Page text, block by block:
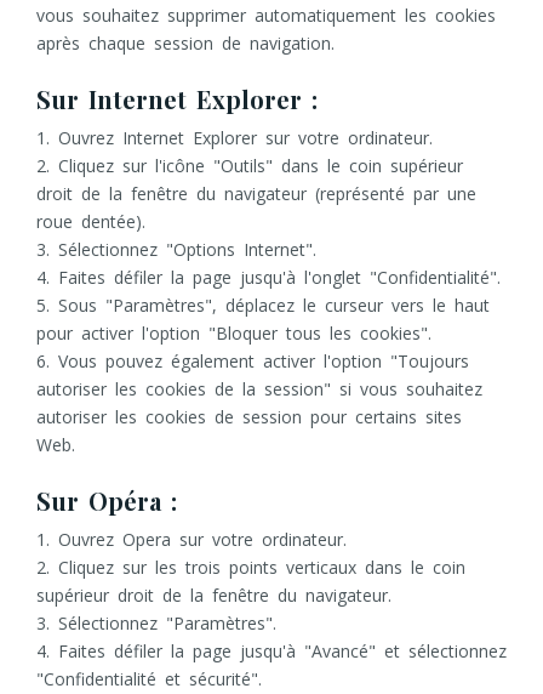
vous souhaitez supprimer automatiquement les cookies
après chaque session de navigation.
Sur Internet Explorer :
1. Ouvrez Internet Explorer sur votre ordinateur.
2. Cliquez sur l'icône "Outils" dans le coin supérieur
droit de la fenêtre du navigateur (représenté par une
roue dentée).
3. Sélectionnez "Options Internet".
4. Faites défiler la page jusqu'à l'onglet "Confidentialité".
5. Sous "Paramètres", déplacez le curseur vers le haut
pour activer l'option "Bloquer tous les cookies".
6. Vous pouvez également activer l'option "Toujours
autoriser les cookies de la session" si vous souhaitez
autoriser les cookies de session pour certains sites
Web.
Sur Opéra :
1. Ouvrez Opera sur votre ordinateur.
2. Cliquez sur les trois points verticaux dans le coin
supérieur droit de la fenêtre du navigateur.
3. Sélectionnez "Paramètres".
4. Faites défiler la page jusqu'à "Avancé" et sélectionnez
"Confidentialité et sécurité".